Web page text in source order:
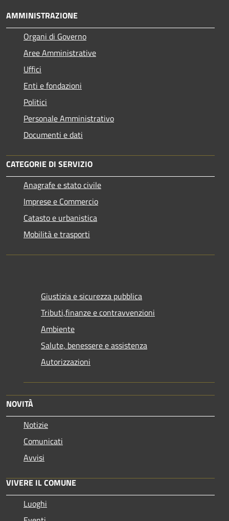
AMMINISTRAZIONE
Organi di Governo
Aree Amministrative
Uffici
Enti e fondazioni
Politici
Personale Amministrativo
Documenti e dati
CATEGORIE DI SERVIZIO
Anagrafe e stato civile
Imprese e Commercio
Catasto e urbanistica
Mobilità e trasporti
Giustizia e sicurezza pubblica
Tributi,finanze e contravvenzioni
Ambiente
Salute, benessere e assistenza
Autorizzazioni
NOVITÀ
Notizie
Comunicati
Avvisi
VIVERE IL COMUNE
Luoghi